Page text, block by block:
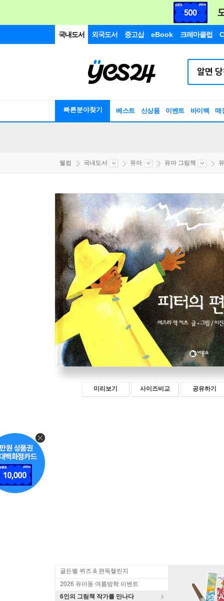
국내도서 외국도서 중고샵 eBook 크레마클럽
빠른분야찾기 베스트 신상품 이벤트 바이백 매
웰컴 국내도서 유아 유아 그림책
미리보기 사이즈비교 공유하기
골든벨 퀴즈 & 완독챌린지
2026 유아동 여름방학 이벤트
6인의 그림책 작가를 만나다